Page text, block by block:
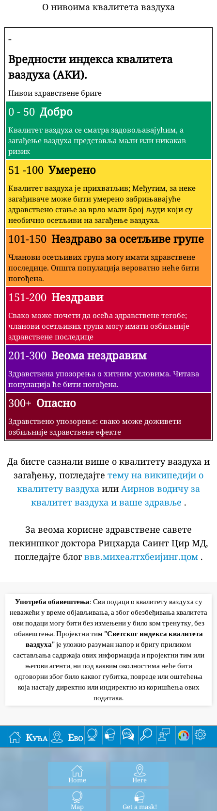
О нивоима квалитета ваздуха
-
Вредности индекса квалитета
ваздуха (АКИ).
Нивои здравствене бриге
0 - 50 Добро
Квалитет ваздуха се сматра задовољавајућим, а
загађење ваздуха представља мали или никакав
ризик
51 -100 Умерено
Квалитет ваздуха је прихватљив; Међутим, за неке
загађиваче може бити умерено забрињавајуће
здравствено стање за врло мали број људи који су
необично осетљиви на загађење ваздуха.
101-150 Нездраво за осетљиве групе
Чланови осетљивих група могу имати здравствене
последице. Општа популација вероватно неће бити
погођена.
151-200 Нездрави
Свако може почети да осећа здравствене тегобе;
чланови осетљивих група могу имати озбиљније
здравствене последице
201-300 Веома нездравим
Здравствена упозорења о хитним условима. Читава
популација ће бити погођена.
300+ Опасно
Здравствено упозорење: свако може доживети
озбиљније здравствене ефекте
Да бисте сазнали више о квалитету ваздуха и
загађењу, погледајте тему на википедији о
квалитету ваздуха или Аирнов водичу за
квалитет ваздуха и ваше здравље .
За веома корисне здравствене савете
пекиншког доктора Рицхарда Саинт Цир МД,
погледајте блог ввв.михеалтхбеијинг.цом.
Употреба обавештења: Сви подаци о квалитету ваздуха су
неважећи у време објављивања, а због обезбеђивања квалитета
ови подаци могу бити без измењени у било ком тренутку, без
обавештења. Пројектни тим "Светског индекса квалитета
ваздуха"је уложио разуман напор и бригу приликом
састављања садржаја ових информација и пројектни тим или
његови агенти, ни под каквим околностима неће бити
одговорни због било каквог губитка, повреде или оштећења
која настају директно или индиректно из коришћења ових
података.
Кућа Ево
Home Here
Map Get a mask!